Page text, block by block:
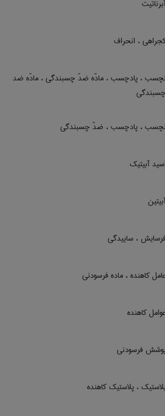
، انحراف
نچسب ، پادچسب ، مادّه ضدّ چسبندگی ، مادّه ضد
چسبندگی
نچسب ، پادچسب ، ضدّ چسبندگی
اسید آبیتیک
، ساییدگی
عامل کاهنده ، ماده فرسودنی
عوامل کاهنده
فرسودنی
، پلاستیک کاهنده